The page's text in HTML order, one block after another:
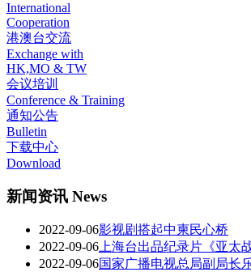
International
Cooperation
港澳台交流
Exchange with
HK,MO & TW
会议培训
Conference & Training
通知公告
Bulletin
下载中心
Download
新闻资讯 News
2022-09-06影视剧搭起中柬民心桥
2022-09-06上海台出品纪录片《亚太
2022-09-06国家广播电视总局副局长